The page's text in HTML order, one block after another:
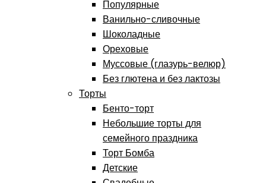
Популярные
Ванильно-сливочные
Шоколадные
Ореховые
Муссовые (глазурь-велюр)
Без глютена и без лактозы
Торты
Бенто-торт
Небольшие торты для
семейного праздника
Торт Бомба
Детские